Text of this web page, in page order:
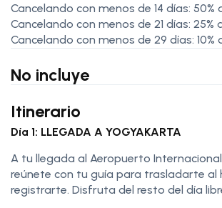
Cancelando con menos de 14 días: 50%
Cancelando con menos de 21 días: 25%
Cancelando con menos de 29 días: 10%
No incluye
Itinerario
Día 1: LLEGADA A YOGYAKARTA
A tu llegada al Aeropuerto
reúnete con tu guía para trasladarte al
registrarte. Disfruta del resto del día